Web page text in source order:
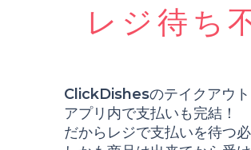
レジ待ち
ClickDishesのテイクアウト
アプリ内で支払いも完結！
だからレジで支払いを待つ